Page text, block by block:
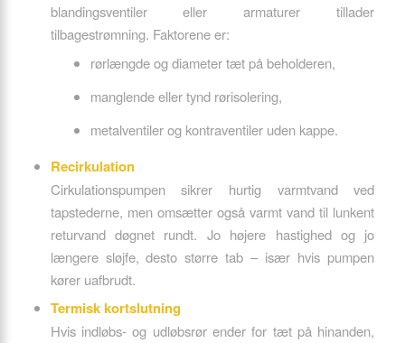
blandingsventiler eller armaturer tillader
tilbagestrømning. Faktorene er:
rørlængde og diameter tæt på beholderen,
manglende eller tynd rørisolering,
metalventiler og kontraventiler uden kappe.
Recirkulation
Cirkulationspumpen sikrer hurtig varmtvand ved
tapstederne, men omsætter også varmt vand til lunkent
returvand døgnet rundt. Jo højere hastighed og jo
længere sløjfe, desto større tab – især hvis pumpen
kører uafbrudt.
Termisk kortslutning
Hvis indløbs- og udløbsrør ender for tæt på hinanden,